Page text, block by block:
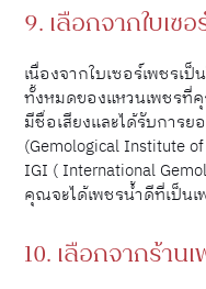
9. เลือกจากใบเซ
เนื่องจากใบเซอร์เพชร
ทั้งหมดของแหวนเพชรที่
มีชื่อเสียงและได้รับการย
(Gemological Institute
IGI ( International
คุณจะได้เพชรน้ำดีที่เป็น
10. เลือกจากร้าน